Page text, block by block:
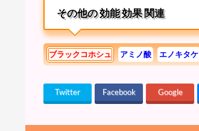
その他の 効能 効果 関連
ブラックコホシュ アミノ酸 エノキタケ
Twitter Facebook Google